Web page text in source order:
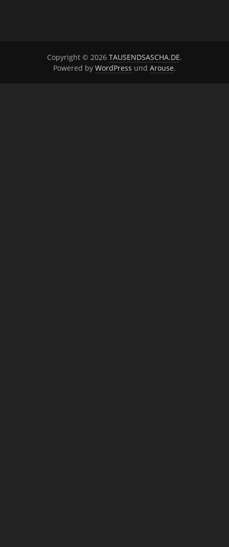
Copyright © 2026 TAUSENDSASCHA.DE.
Powered by WordPress und Arouse.